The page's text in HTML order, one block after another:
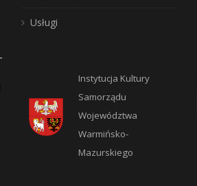
Usługi
Instytucja Kultury
Samorządu
Województwa
Warmińsko-
Mazurskiego